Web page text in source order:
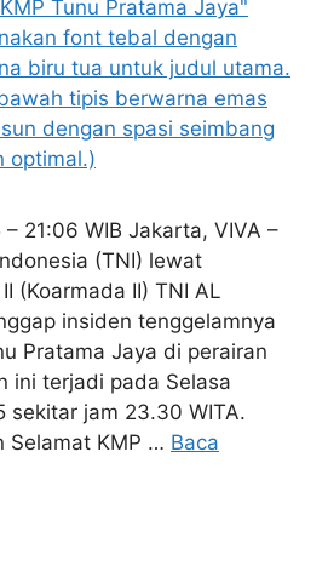
21:06 WIB Jakarta, VIVA –
(TNI) lewat
(Koarmada II) TNI AL
insiden tenggelamnya
Pratama Jaya di perairan
ini terjadi pada Selasa
sekitar jam 23.30 WITA.
Selamat KMP … Baca